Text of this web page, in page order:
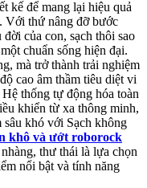
kế để mang lại hiệu quả
Với thứ nâng đỡ bước
của con, sạch thôi sao
chuẩn sống hiện đại.
mà trở thành trải nghiệm
cao âm thầm tiêu diệt vi
thống tự động hóa toàn
khiển từ xa thông minh,
khó với Sạch không
khô và ướt roborock
thư thái là lựa chọn
nổi bật và tính năng